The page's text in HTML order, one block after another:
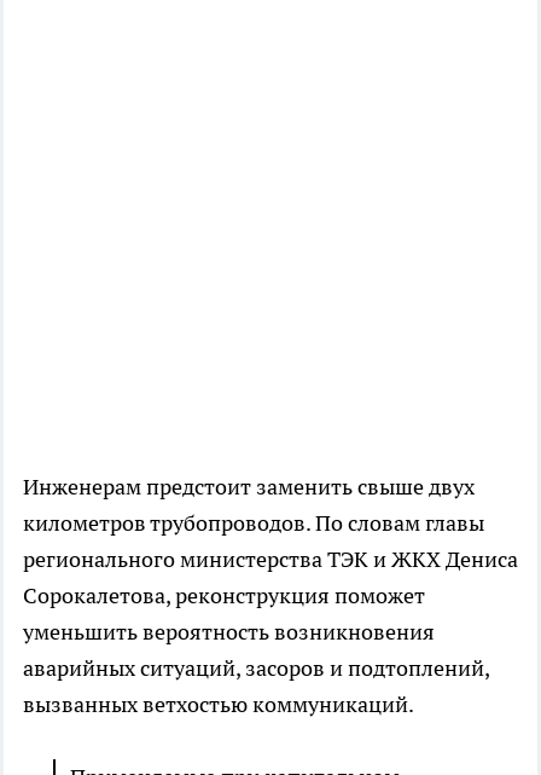
Инженерам предстоит заменить свыше двух
километров трубопроводов. По словам главы
регионального министерства ТЭК и ЖКХ Дениса
Сорокалетова, реконструкция поможет
уменьшить вероятность возникновения
аварийных ситуаций, засоров и подтоплений,
вызванных ветхостью коммуникаций.